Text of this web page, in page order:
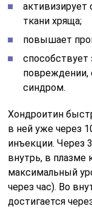
ткани хряща;
повышает
повреждении,
синдром.
Хондроитин
в ней уже через
инъекции. Через
внутрь, в плазме
максимальный
через час). Во
достигается